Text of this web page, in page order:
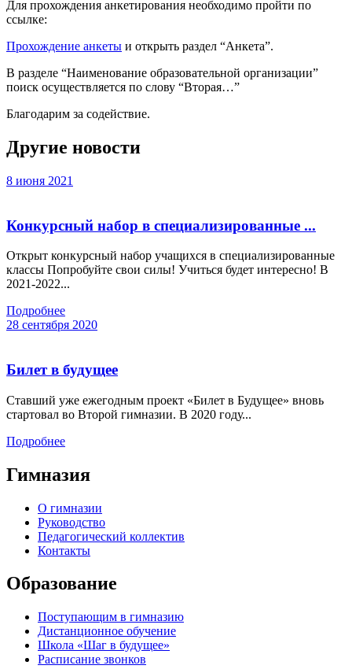
Для прохождения анкетирования необходимо пройти по
ссылке:
Прохождение анкеты и открыть раздел “Анкета”.
В разделе “Наименование образовательной организации”
поиск осуществляется по слову “Вторая…”
Благодарим за содействие.
Другие новости
8 июня 2021
Конкурсный набор в специализированные ...
Открыт конкурсный набор учащихся в специализированные
классы Попробуйте свои силы! Учиться будет интересно! В
2021-2022...
Подробнее
28 сентября 2020
Билет в будущее
Ставший уже ежегодным проект «Билет в Будущее» вновь
стартовал во Второй гимназии. В 2020 году...
Подробнее
Гимназия
О гимназии
Руководство
Педагогический коллектив
Контакты
Образование
Поступающим в гимназию
Дистанционное обучение
Школа «Шаг в будущее»
Расписание звонков